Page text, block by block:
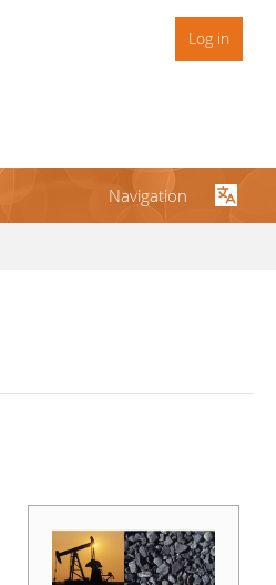
Log in
Navigation